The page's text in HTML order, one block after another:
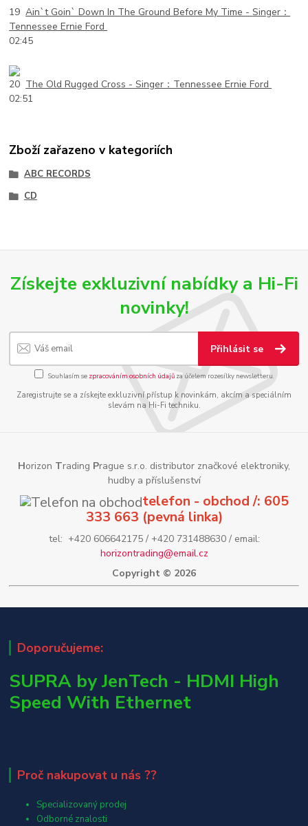
19Ain`t Goin` Down In The Ground Before My Time -Singer：
Tennessee Ernie Ford
02:45
20 The Old Rugged Cross -Singer：Tennessee Ernie Ford
02:51
Zboží zařazeno v kategoriích
ABC RECORDS
CD
Získejte exkluzivní nabídky a Hi-Fi
novinky!
Přihlásit se
Souhlasím se zpracováním osobních údajůza účelem rozesílky newsletteru.
Zaregistrujte se a získejte exkluzivní přístup k novinkám, akcím a speciálním
slevám na Hi-Fi techniku.
Horizon Trading Prague s.r.o. distributor značkové elektroniky,
hudby a příslušenství
telefon - obchod /: 605
333 663 (pevná linka)
tel: +420 606642175 / +420 731488630 / email:
horizontrading@email.cz
Copyright © 2026
Doporučujeme:
SUPRA by JenTech - HDMI High
Speed With Ethernet
Proč nakupovat u nás ??
Specializovaný prodej
Odborné znalosti